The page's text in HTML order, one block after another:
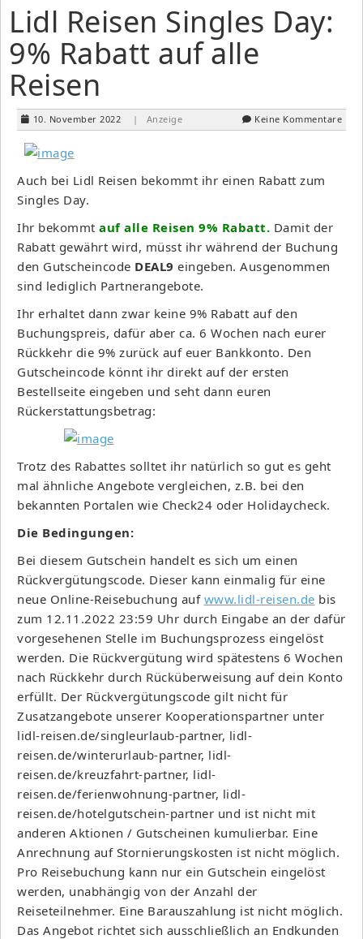
Lidl Reisen Singles Day:
9% Rabatt auf alle
Reisen
10. November 2022 | Anzeige Keine Kommentare
Auch bei Lidl Reisen bekommt ihr einen Rabatt zum
Singles Day.
Ihr bekommt auf alle Reisen 9% Rabatt. Damit der
Rabatt gewährt wird, müsst ihr während der Buchung
den Gutscheincode DEAL9 eingeben. Ausgenommen
sind lediglich Partnerangebote.
Ihr erhaltet dann zwar keine 9% Rabatt auf den
Buchungspreis, dafür aber ca. 6 Wochen nach eurer
Rückkehr die 9% zurück auf euer Bankkonto. Den
Gutscheincode könnt ihr direkt auf der ersten
Bestellseite eingeben und seht dann euren
Rückerstattungsbetrag:
Trotz des Rabattes solltet ihr natürlich so gut es geht
mal ähnliche Angebote vergleichen, z.B. bei den
bekannten Portalen wie Check24 oder Holidaycheck.
Die Bedingungen:
Bei diesem Gutschein handelt es sich um einen
Rückvergütungscode. Dieser kann einmalig für eine
neue Online-Reisebuchung auf www.lidl-reisen.de bis
zum 12.11.2022 23:59 Uhr durch Eingabe an der dafür
vorgesehenen Stelle im Buchungsprozess eingelöst
werden. Die Rückvergütung wird spätestens 6 Wochen
nach Rückkehr durch Rücküberweisung auf dein Konto
erfüllt. Der Rückvergütungscode gilt nicht für
Zusatzangebote unserer Kooperationspartner unter
lidl-reisen.de/singleurlaub-partner, lidl-
reisen.de/winterurlaub-partner, lidl-
reisen.de/kreuzfahrt-partner, lidl-
reisen.de/ferienwohnung-partner, lidl-
reisen.de/hotelgutschein-partner und ist nicht mit
anderen Aktionen / Gutscheinen kumulierbar. Eine
Anrechnung auf Stornierungskosten ist nicht möglich.
Pro Reisebuchung kann nur ein Gutschein eingelöst
werden, unabhängig von der Anzahl der
Reiseteilnehmer. Eine Barauszahlung ist nicht möglich.
Das Angebot richtet sich ausschließlich an Endkunden